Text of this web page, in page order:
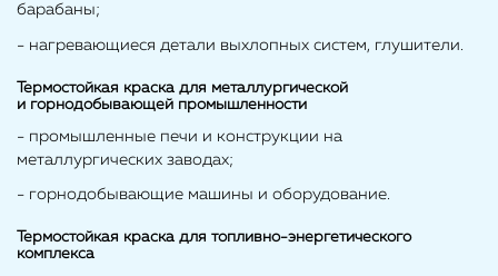
барабаны;
- нагревающиеся детали выхлопных систем, глушители.
Термостойкая краска для металлургической
и горнодобывающей промышленности
- промышленные печи и конструкции на
металлургических заводах;
- горнодобывающие машины и оборудование.
Термостойкая краска для топливно-энергетического
комплекса